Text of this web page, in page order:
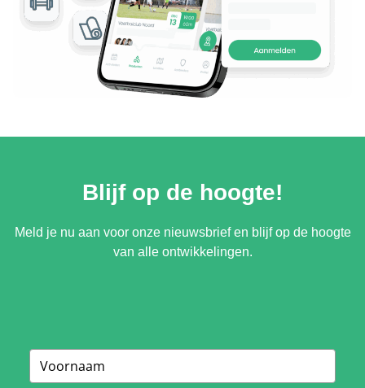
Blijf op de hoogte!
Meld je nu aan voor onze nieuwsbrief en blijf op de hoogte
van alle ontwikkelingen.